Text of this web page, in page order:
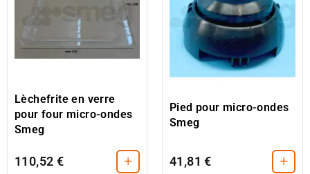
Lèchefrite en verre
pour four micro-ondes
Smeg
110,52 € +
Pied pour micro-ondes
Smeg
41,81 € +